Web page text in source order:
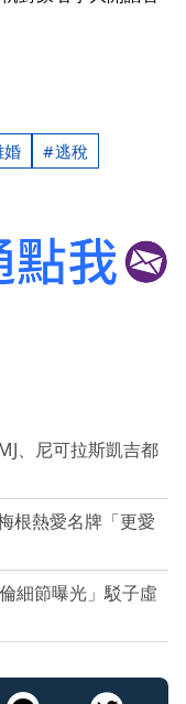
婚 逃稅
、尼可拉斯凱吉都
根熱愛名牌「更愛
細節曝光」駁子虛